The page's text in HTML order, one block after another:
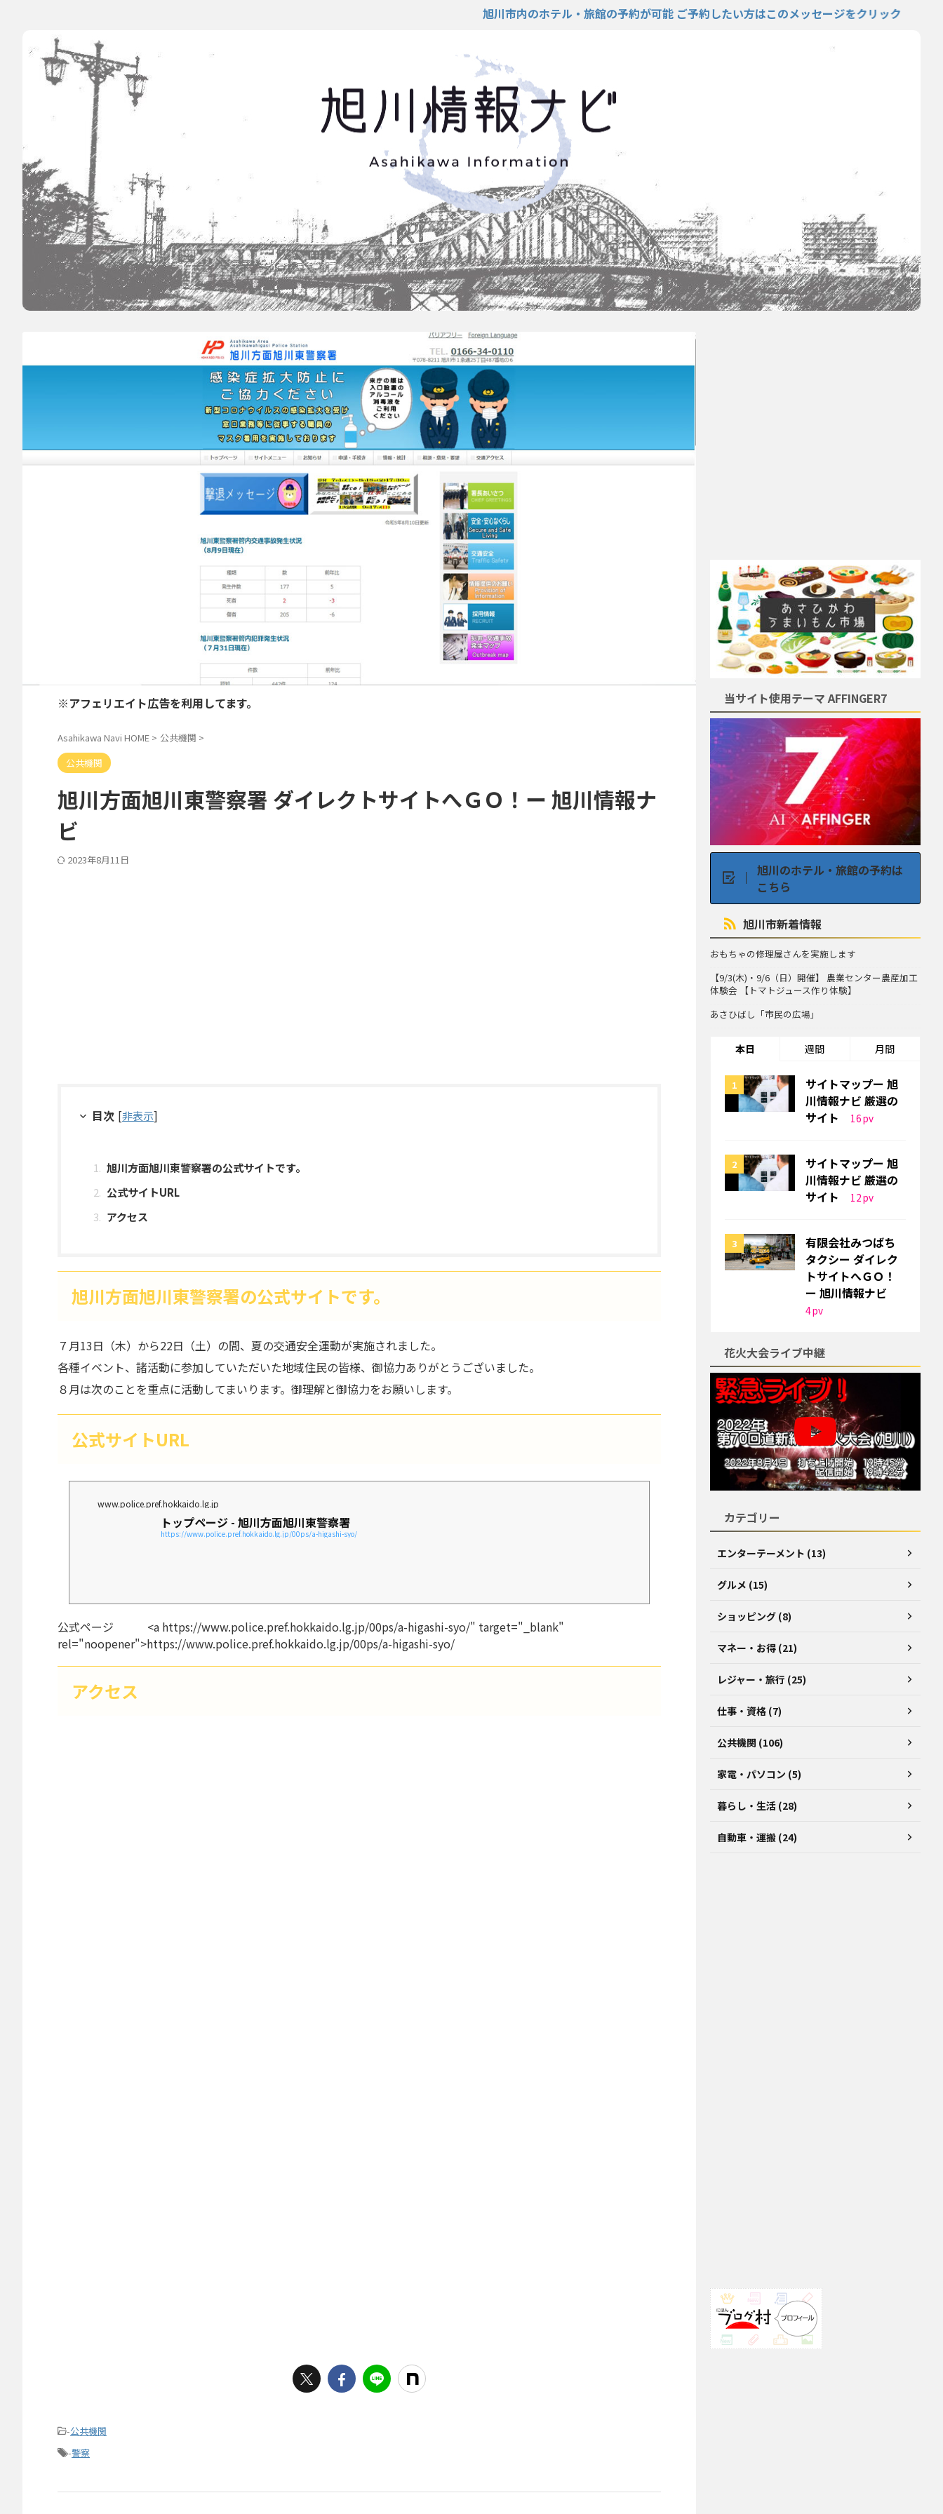
旭川市内のホテル・旅館の予約が可能 ご予約したい方はこのメッセージをクリック
※アフェリエイト広告を利用してます。
Asahikawa Navi HOME > 公共機関 >
公共機関
旭川方面旭川東警察署 ダイレクトサイトへＧＯ！ー 旭川情報ナ
ビ
2023年8月11日
目次 [非表示]
旭川方面旭川東警察署の公式サイトです。
公式サイトURL
アクセス
旭川方面旭川東警察署の公式サイトです。
７月13日（木）から22日（土）の間、夏の交通安全運動が実施されました。
各種イベント、諸活動に参加していただいた地域住民の皆様、御協力ありがとうございました。
８月は次のことを重点に活動してまいります。御理解と御協力をお願いします。
公式サイトURL
www.police.pref.hokkaido.lg.jp
トップページ - 旭川方面旭川東警察署
https://www.police.pref.hokkaido.lg.jp/00ps/a-higashi-syo/
公式ページ <a https://www.police.pref.hokkaido.lg.jp/00ps/a-higashi-syo/" target="_blank"
rel="noopener">https://www.police.pref.hokkaido.lg.jp/00ps/a-higashi-syo/
アクセス
-公共機関
-警察
当サイト使用テーマ AFFINGER7
旭川のホテル・旅館の予約は
こちら
旭川市新着情報
おもちゃの修理屋さんを実施します
【9/3(木)・9/6（日）開催】 農業センター農産加工
体験会 【トマトジュース作り体験】
あさひばし「市民の広場」
本日 週間 月間
サイトマップー 旭
川情報ナビ 厳選の
サイト
16pv
サイトマップー 旭
川情報ナビ 厳選の
サイト
12pv
有限会社みつばち
タクシー ダイレク
トサイトへＧＯ！
ー 旭川情報ナビ
4pv
花火大会ライブ中継
カテゴリー
エンターテーメント (13)
グルメ (15)
ショッピング (8)
マネー・お得 (21)
レジャー・旅行 (25)
仕事・資格 (7)
公共機関 (106)
家電・パソコン (5)
暮らし・生活 (28)
自動車・運搬 (24)